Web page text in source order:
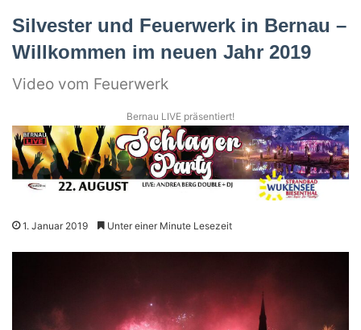
Silvester und Feuerwerk in Bernau –
Willkommen im neuen Jahr 2019
Video vom Feuerwerk
Bernau LIVE präsentiert!
1. Januar 2019 Unter einer Minute Lesezeit